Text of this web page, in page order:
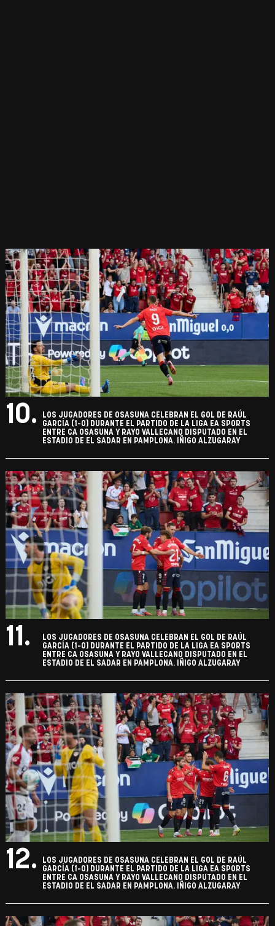
10.
LOS JUGADORES DE OSASUNA CELEBRAN EL GOL DE RAÚL
GARCÍA (1-0) DURANTE EL PARTIDO DE LA LIGA EA SPORTS
ENTRE CA OSASUNA Y RAYO VALLECANO DISPUTADO EN EL
ESTADIO DE EL SADAR EN PAMPLONA. IÑIGO ALZUGARAY
11.
LOS JUGADORES DE OSASUNA CELEBRAN EL GOL DE RAÚL
GARCÍA (1-0) DURANTE EL PARTIDO DE LA LIGA EA SPORTS
ENTRE CA OSASUNA Y RAYO VALLECANO DISPUTADO EN EL
ESTADIO DE EL SADAR EN PAMPLONA. IÑIGO ALZUGARAY
12.
LOS JUGADORES DE OSASUNA CELEBRAN EL GOL DE RAÚL
GARCÍA (1-0) DURANTE EL PARTIDO DE LA LIGA EA SPORTS
ENTRE CA OSASUNA Y RAYO VALLECANO DISPUTADO EN EL
ESTADIO DE EL SADAR EN PAMPLONA. IÑIGO ALZUGARAY